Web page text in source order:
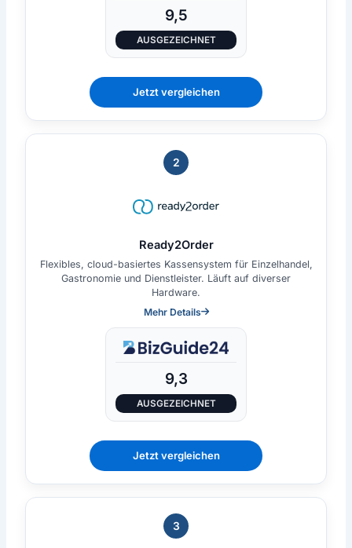
9,5
AUSGEZEICHNET
Jetzt vergleichen
2
Ready2Order
Flexibles, cloud-basiertes Kassensystem für Einzelhandel,
Gastronomie und Dienstleister. Läuft auf diverser
Hardware.
Mehr Details
9,3
AUSGEZEICHNET
Jetzt vergleichen
3